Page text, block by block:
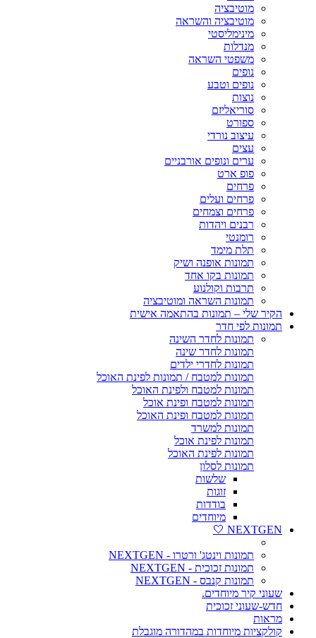
מוטיבציה
מוטיבציה והשראה
מינימליסטי
מנדלות
משפטי השראה
נופים
נופים וטבע
נוצות
סוריאליזם
ספורט
עיצוב נורדי
עצים
ערים ונופים אורבניים
פופ ארט
פרחים
פרחים ועלים
פרחים וצמחים
רבנים ויהדות
רומנטי
תלת מימד
תמונות אופנה ושיק
תמונות בקו אחד
תרבות וקולנוע
תמונות השראה ומוטיבציה
הקיר שלי – תמונות בהתאמה אישית
תמונות לפי חדר
תמונות לחדר השינה
תמונות לחדר שינה
תמונות לחדרי ילדים
תמונות למטבח / תמונות לפינת האוכל
תמונות למטבח ולפינת האוכל
תמונות למטבח ופינת אוכל
תמונות למטבח ופינת האוכל
תמונות למשרד
תמונות לפינת אוכל
תמונות לפינת האוכל
תמונות לסלון
שלשות
זוגות
בודדות
מיוחדים
NEXTGEN 🤍
תמונות וינטג' ורטרו - NEXTGEN
תמונות זכוכית - NEXTGEN
תמונות קנבס - NEXTGEN
שעוני קיר מיוחדים.
חדש-שעוני זכוכית
מראות
קולקציות מיוחדות במהדורה מוגבלת